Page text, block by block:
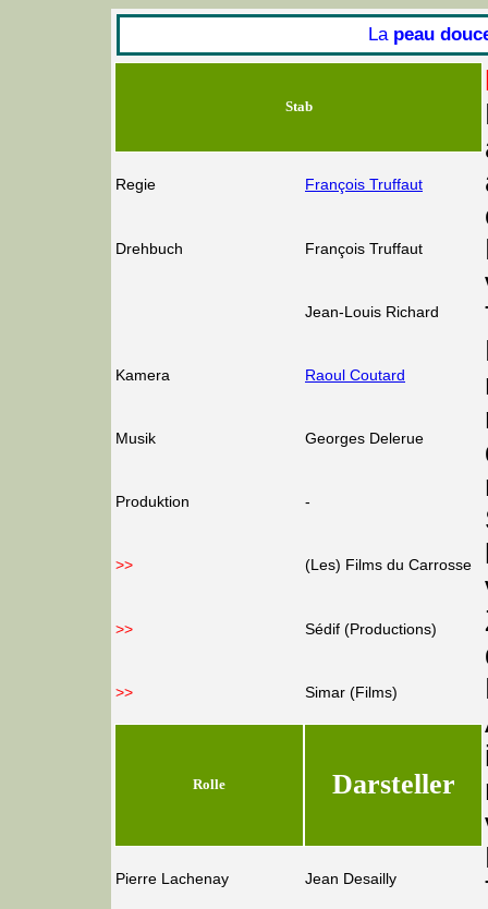
La peau
Stab
Regie François Truffaut
Drehbuch François Truffaut
Jean-Louis Richard
Kamera Raoul Coutard
Musik Georges Delerue
Produktion -
>> (Les) Films du Carrosse
>> Sédif (Productions)
>> Simar (Films)
Rolle Darsteller
Pierre Lachenay Jean Desailly